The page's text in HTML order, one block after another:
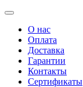
О нас
Оплата
Доставка
Гарантии
Контакты
Сертификаты